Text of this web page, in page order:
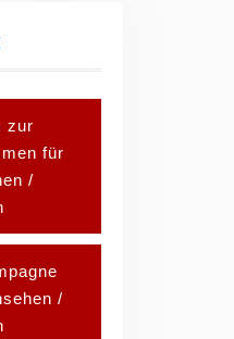
zur
für
/
/